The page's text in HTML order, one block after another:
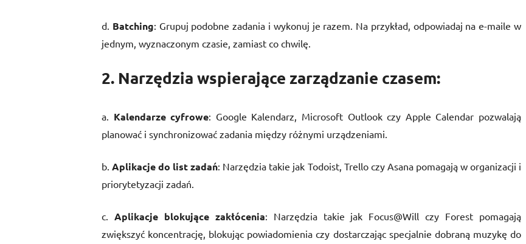
d. Batching: Grupuj podobne zadania i wykonuj je razem. Na przykład, odpowiadaj na e-maile w
jednym, wyznaczonym czasie, zamiast co chwilę.
2. Narzędzia wspierające zarządzanie czasem:
a. Kalendarze cyfrowe: Google Kalendarz, Microsoft Outlook czy Apple Calendar pozwalają
planować i synchronizować zadania między różnymi urządzeniami.
b.Aplikacje do list zadań: Narzędzia takie jak Todoist, Trello czy Asana pomagają w organizacji i
priorytetyzacji zadań.
c. Aplikacje blokujące zakłócenia: Narzędzia takie jak Focus@Will czy Forest pomagają
zwiększyć koncentrację, blokując powiadomienia czy dostarczając specjalnie dobraną muzykę do